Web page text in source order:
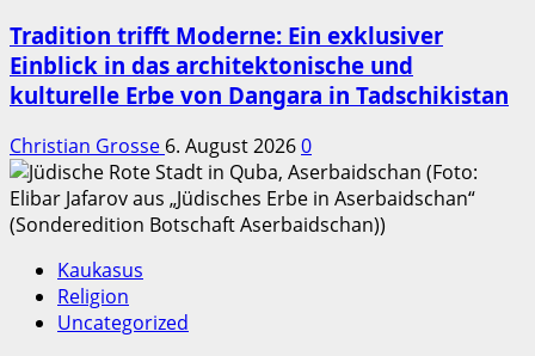
Tradition trifft Moderne: Ein exklusiver
Einblick in das architektonische und
kulturelle Erbe von Dangara in Tadschikistan
Christian Grosse 6. August 20260
Kaukasus
Religion
Uncategorized